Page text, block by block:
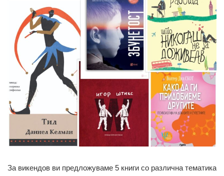
За викендов ви предложуваме 5 книги со различна тематика